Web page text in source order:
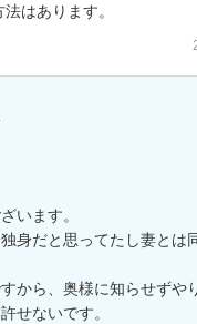
はあります。
います。
身だと思ってたし妻とは
から、奥様に知らせずや
せないです。